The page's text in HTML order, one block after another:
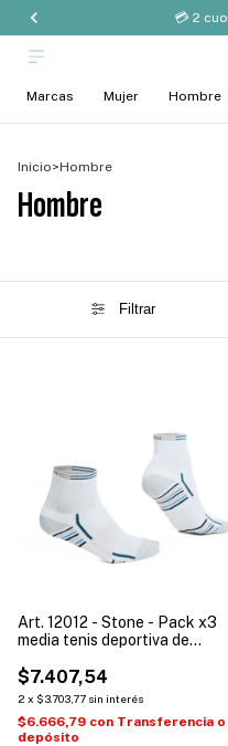
💳 2
Marcas Mujer Hombre
Inicio>Hombre
Hombre
Filtrar
Art. 12012 - Stone - Pack x3
media tenis deportiva de
$7.407,54
2 x $3.703,77 sin interés
$6.666,79 con Transferencia o
depósito